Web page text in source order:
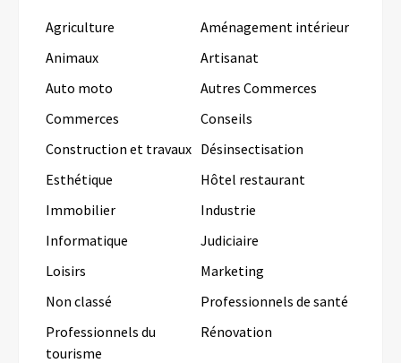
Agriculture
Aménagement intérieur
Animaux
Artisanat
Auto moto
Autres Commerces
Commerces
Conseils
Construction et travaux Désinsectisation
Esthétique
Hôtel restaurant
Immobilier
Industrie
Informatique
Judiciaire
Loisirs
Marketing
Non classé
Professionnels de santé
Professionnels du
tourisme
Rénovation